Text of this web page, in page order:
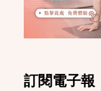
訂閱電子報